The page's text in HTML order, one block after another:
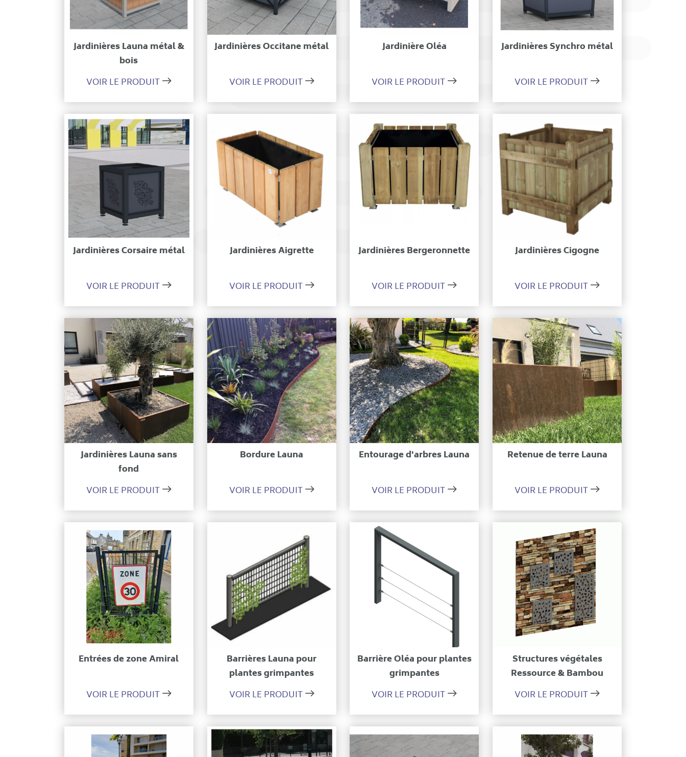
Jardinières Launa métal &
bois
VOIR LE PRODUIT
Jardinières Occitane métal
VOIR LE PRODUIT
Jardinière Oléa
VOIR LE PRODUIT
Jardinières Synchro métal
VOIR LE PRODUIT
Jardinières Corsaire métal
VOIR LE PRODUIT
Ajouter à ma sélection
Jardinières Aigrette
VOIR LE PRODUIT
Ajouter à ma sélection
Jardinières Bergeronnette
VOIR LE PRODUIT
Ajouter à ma sélection
Jardinières Cigogne
VOIR LE PRODUIT
Ajouter à ma sélection
Jardinières Launa sans
fond
VOIR LE PRODUIT
Ajouter à ma sélection
Bordure Launa
VOIR LE PRODUIT
Entourage d'arbres Launa
VOIR LE PRODUIT
Retenue de terre Launa
VOIR LE PRODUIT
Ajouter à ma sélection
Entrées de zone Amiral
VOIR LE PRODUIT
Ajouter à ma sélection
Barrières Launa pour
plantes grimpantes
VOIR LE PRODUIT
Ajouter à ma sélection
Barrière Oléa pour plantes
grimpantes
VOIR LE PRODUIT
Ajouter à ma sélection
Structures végétales
Ressource & Bambou
VOIR LE PRODUIT
Ajouter à ma sélection
Ajouter à ma sélection